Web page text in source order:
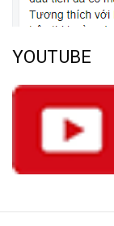
YOUTUBE